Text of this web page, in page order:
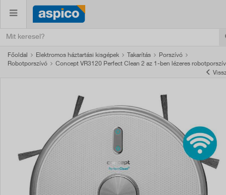
Főoldal Elektromos háztartási kisgépek Takarítás
Porszívó
Robotporszívó
Concept VR3120 Perfect Clean 2 az 1-ben lézeres